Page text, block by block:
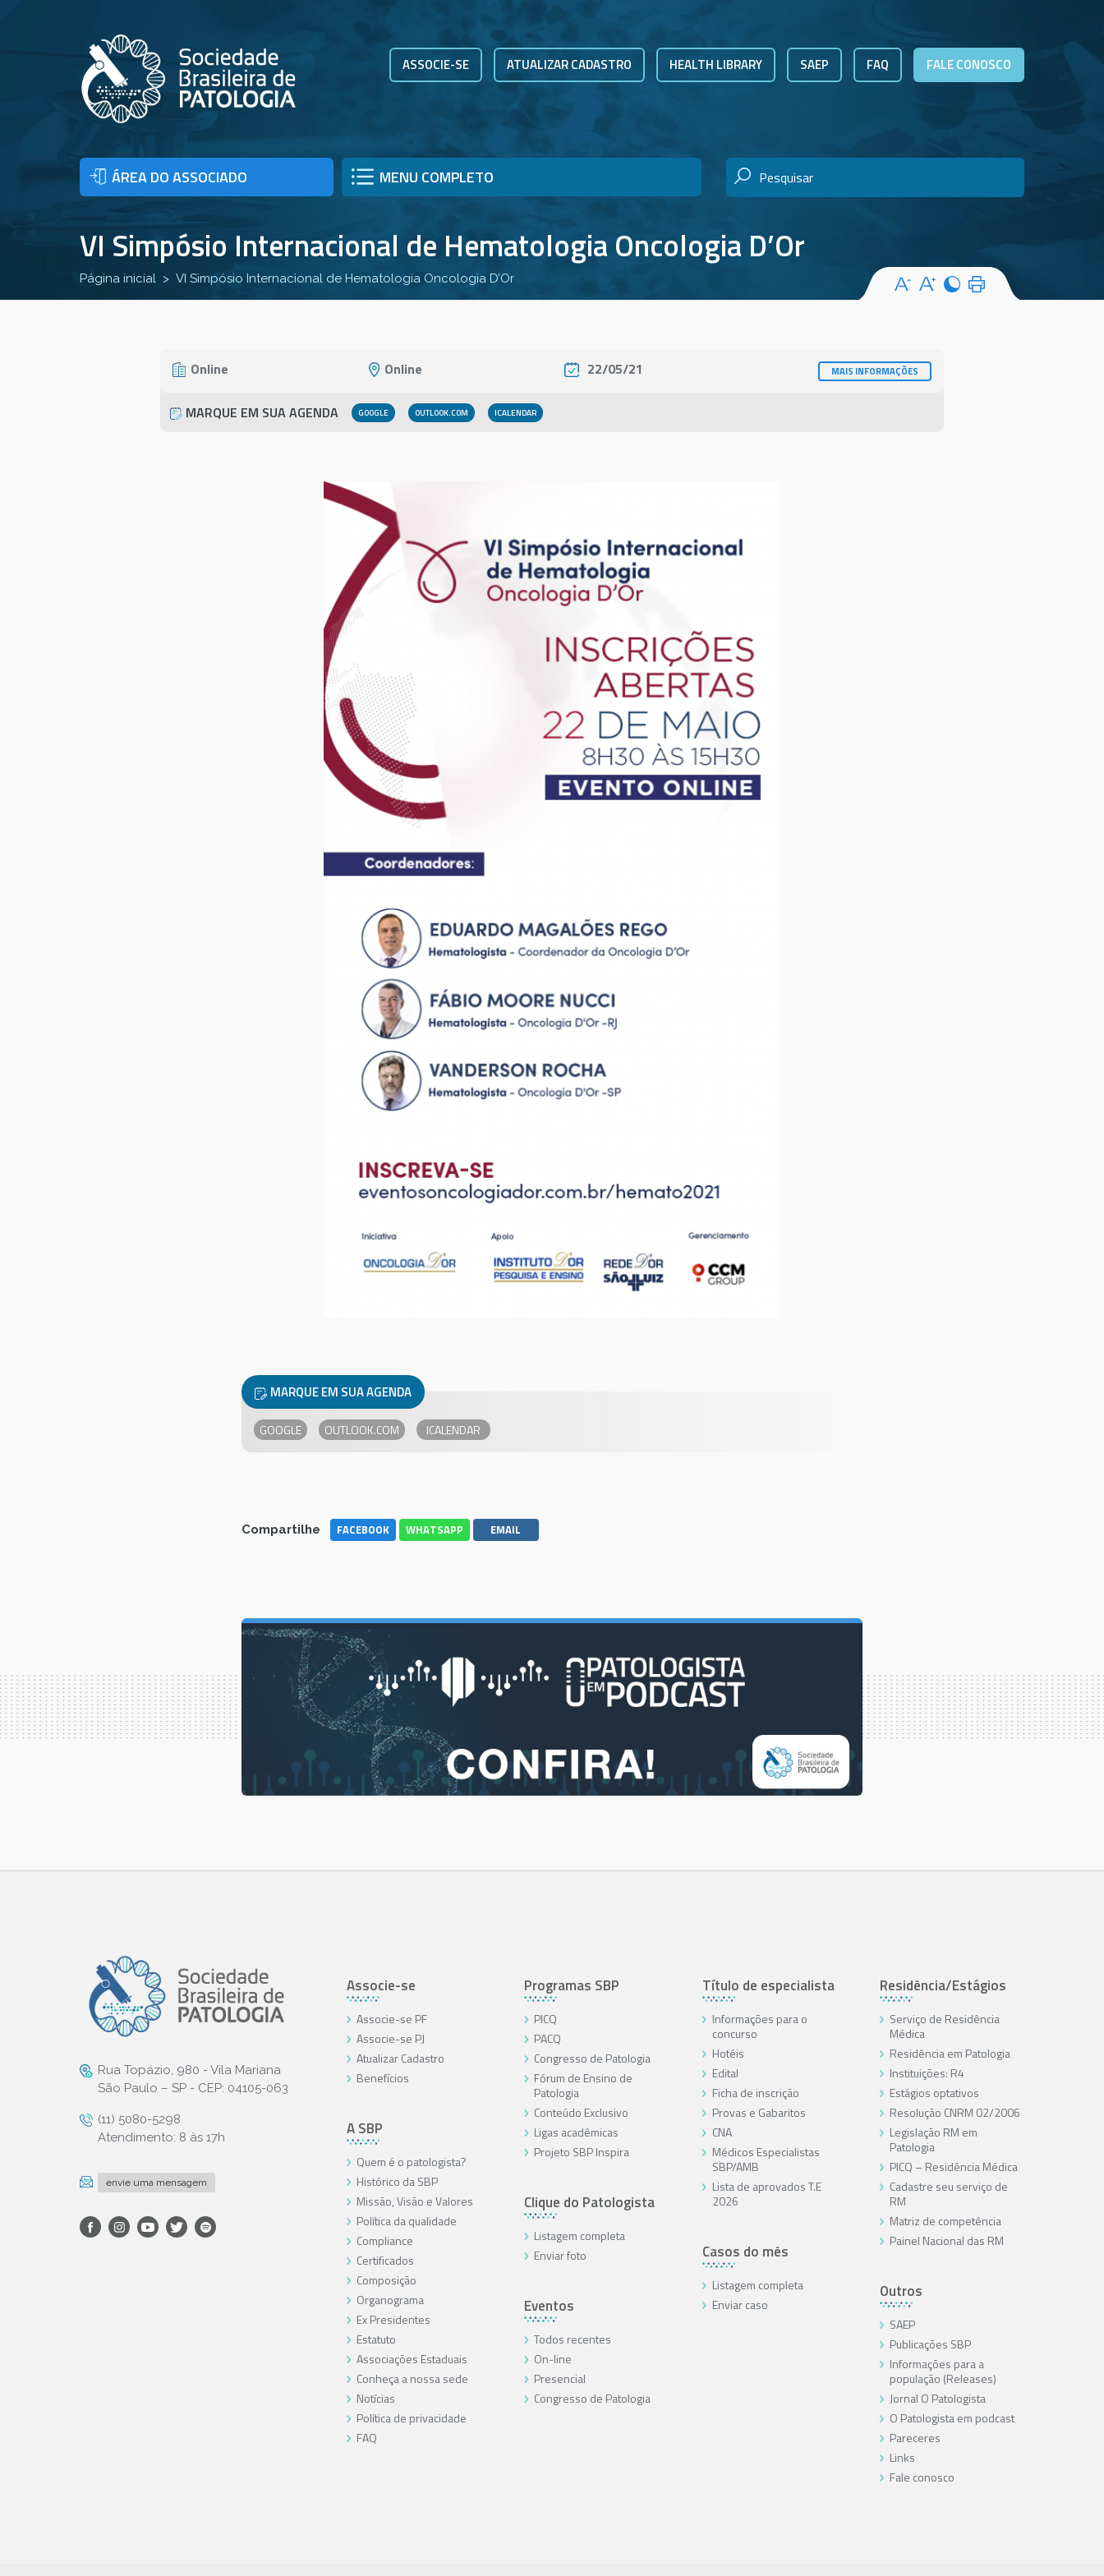
ASSOCIE-SE ATUALIZAR CADASTRO HEALTH LIBRARY SAEP FAQ FALE CONOSCO
ÁREA DO ASSOCIADO MENU COMPLETO
VI Simpósio Internacional de Hematologia Oncologia D’Or
Página inicial VI Simpósio Internacional de Hematologia Oncologia D’Or
Online Online 22/05/21 MAIS INFORMAÇÕES
MARQUE EM SUA AGENDA GOOGLE OUTLOOK.COM
MARQUE EM SUA AGENDA
GOOGLE OUTLOOK.COM
Compartilhe FACEBOOK WHATSAPP EMAIL
Rua Topázio, 980 - Vila Mariana
São Paulo – SP - CEP: 04105-063
(11) 5080-5298
Atendimento: 8 às 17h
envie uma mensagem
Associe-se
Associe-se PF
Associe-se PJ
Atualizar Cadastro
Benefícios
A SBP
Quem é o patologista?
Histórico da SBP
Missão, Visão e Valores
Política da qualidade
Compliance
Certificados
Composição
Organograma
Ex Presidentes
Estatuto
Associações Estaduais
Conheça a nossa sede
Notícias
Política de privacidade
FAQ
Programas SBP
PICQ
PACQ
Congresso de Patologia
Fórum de Ensino de
Patologia
Conteúdo Exclusivo
Ligas acadêmicas
Projeto SBP Inspira
Clique do Patologista
Listagem completa
Enviar foto
Eventos
Todos recentes
On-line
Presencial
Congresso de Patologia
Título de especialista
Informações para o
concurso
Hotéis
Edital
Ficha de inscrição
Provas e Gabaritos
CNA
Médicos Especialistas
SBP/AMB
Lista de aprovados T.E
2026
Casos do mês
Listagem completa
Enviar caso
Residência/Estágios
Serviço de Residência
Médica
Residência em Patologia
Instituições: R4
Estágios optativos
Resolução CNRM 02/2006
Legislação RM em
Patologia
PICQ – Residência Médica
Cadastre seu serviço de
RM
Matriz de competência
Painel Nacional das RM
Outros
SAEP
Publicações SBP
Informações para a
população (Releases)
Jornal O Patologista
O Patologista em podcast
Pareceres
Links
Fale conosco